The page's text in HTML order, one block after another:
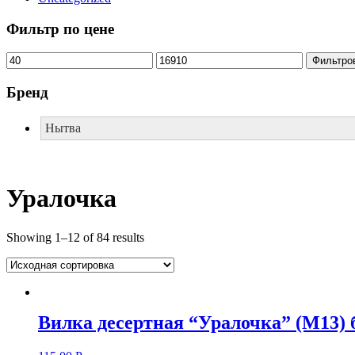
Фильтр по цене
Бренд
Нытва
Уралочка
Showing 1–12 of 84 results
Вилка десертная “Уралочка” (М13)